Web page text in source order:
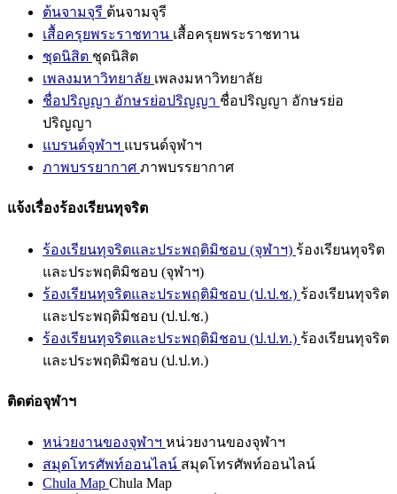
ต้นจามจุรี ต้นจามจุรี
เสื้อครุยพระราชทาน เสื้อครุยพระราชทาน
ชุดนิสิต ชุดนิสิต
เพลงมหาวิทยาลัย เพลงมหาวิทยาลัย
ชื่อปริญญา อักษรย่อปริญญา ชื่อปริญญา อักษรย่อ
ปริญญา
แบรนด์จุฬาฯ แบรนด์จุฬาฯ
ภาพบรรยากาศ ภาพบรรยากาศ
แจ้งเรื่องร้องเรียนทุจริต
ร้องเรียนทุจริตและประพฤติมิชอบ (จุฬาฯ) ร้องเรียนทุจริต
และประพฤติมิชอบ (จุฬาฯ)
ร้องเรียนทุจริตและประพฤติมิชอบ (ป.ป.ช.) ร้องเรียนทุจริต
และประพฤติมิชอบ (ป.ป.ช.)
ร้องเรียนทุจริตและประพฤติมิชอบ (ป.ป.ท.) ร้องเรียนทุจริต
และประพฤติมิชอบ (ป.ป.ท.)
ติดต่อจุฬาฯ
หน่วยงานของจุฬาฯ หน่วยงานของจุฬาฯ
สมุดโทรศัพท์ออนไลน์ สมุดโทรศัพท์ออนไลน์
Chula Map Chula Map